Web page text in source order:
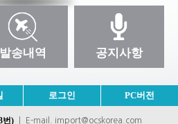
발송내역 공지사항
로그인 PC버전
번)ㅣ E-mail. import@ocskorea.com